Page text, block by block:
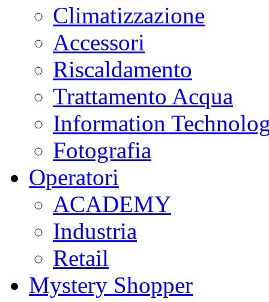
Climatizzazione
Accessori
Riscaldamento
Trattamento Acqua
Information
Fotografia
Operatori
ACADEMY
Industria
Retail
Mystery Shopper